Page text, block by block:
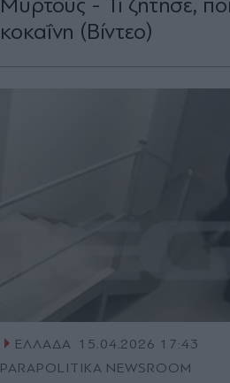
κοκαΐνη (Βίντεο)
ΕΛΛΑΔΑ 15.04.2026 17:43
PARAPOLITIKA NEWSROOM